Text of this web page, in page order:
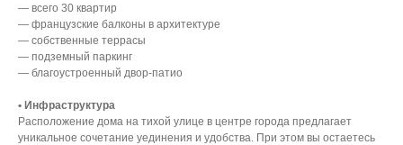
— всего 30 квартир
— французские балконы в архитектуре
— собственные террасы
— подземный паркинг
— благоустроенный двор-патио
• Инфраструктура
Расположение дома на тихой улице в центре города предлагает
уникальное сочетание уединения и удобства. При этом вы остаетесь